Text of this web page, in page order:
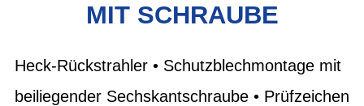
MIT SCHRAUBE
Heck-Rückstrahler • Schutzblechmontage mit
beiliegender Sechskantschraube • Prüfzeichen